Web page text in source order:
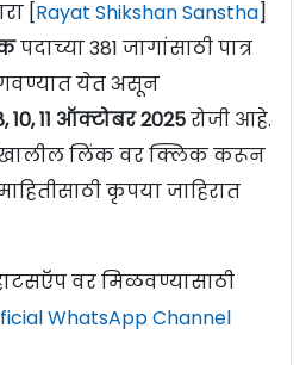
[Rayat Shikshan Sanstha]
पदाच्या 381 जागांसाठी पात्र
येत असून
10, 11 ऑक्टोबर 2025रोजी आहे.
लिंक वर क्लिक करून
कृपया जाहिरात
वर मिळवण्यासाठी
WhatsApp Channel